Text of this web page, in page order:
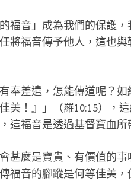
的福音」成為我們的保護
將福音傳予他人，這也
有奉差遣，怎能傳道呢？
美！』」（羅10:15），
這福音是透過基督寶血所
甚麼是寶貴、有價值的
福音的腳蹤是何等佳美